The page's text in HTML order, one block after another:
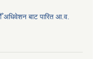
अधिवेशन बाट पारित आ.व.